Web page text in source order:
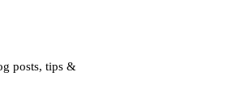
posts, tips &